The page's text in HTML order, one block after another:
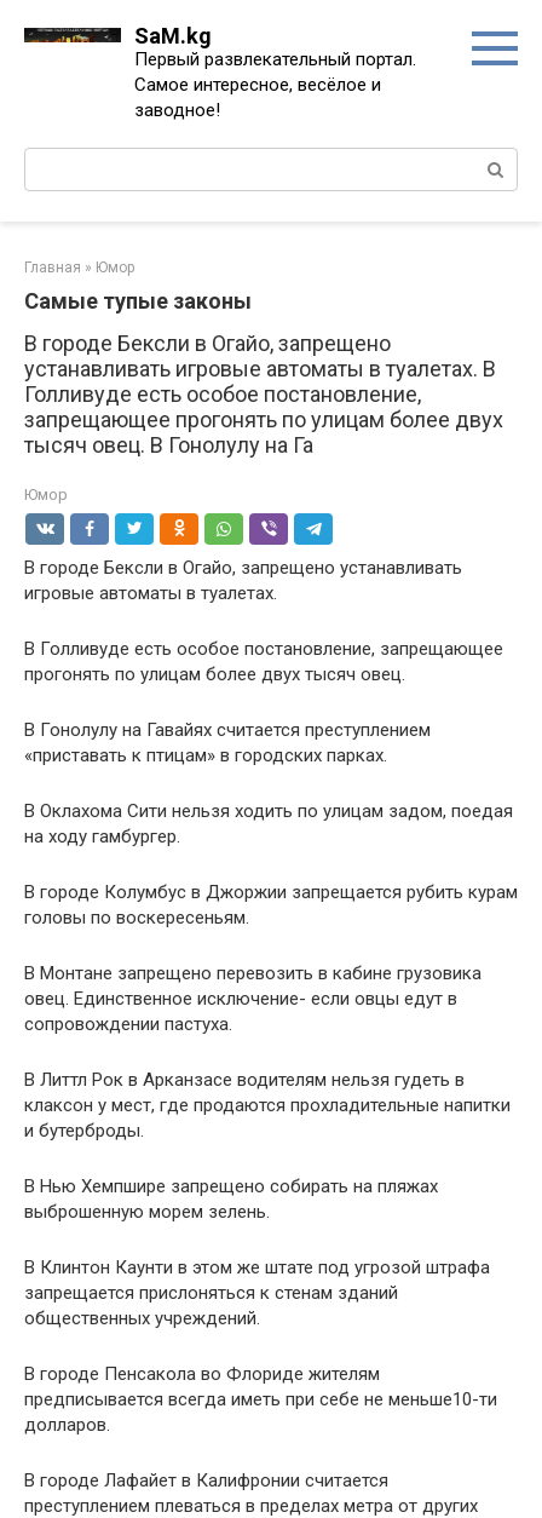
SaM.kg
Первый развлекательный портал.
Самое интересное, весёлое и
заводное!
Поиск:
Главная » Юмор
Самые тупые законы
В городе Бексли в Огайо, запрещено
устанавливать игровые автоматы в туалетах. В
Голливуде есть особое постановление,
запрещающее прогонять по улицам более двух
тысяч овец. В Гонолулу на Га
Юмор
В городе Бексли в Огайо, запрещено устанавливать
игровые автоматы в туалетах.
В Голливуде есть особое постановление, запрещающее
прогонять по улицам более двух тысяч овец.
В Гонолулу на Гавайях считается преступлением
«приставать к птицам» в городских парках.
В Оклахома Сити нельзя ходить по улицам задом, поедая
на ходу гамбургер.
В городе Колумбус в Джоржии запрещается рубить курам
головы по воскересеньям.
В Монтане запрещено перевозить в кабине грузовика
овец. Единственное исключение- если овцы едут в
сопровождении пастуха.
В Литтл Рок в Арканзасе водителям нельзя гудеть в
клаксон у мест, где продаются прохладительные напитки
и бутерброды.
В Нью Хемпшире запрещено собирать на пляжах
выброшенную морем зелень.
В Клинтон Каунти в этом же штате под угрозой штрафа
запрещается прислоняться к стенам зданий
общественных учреждений.
В городе Пенсакола во Флориде жителям
предписывается всегда иметь при себе не меньше10-ти
долларов.
В городе Лафайет в Калифронии считается
преступлением плеваться в пределах метра от других